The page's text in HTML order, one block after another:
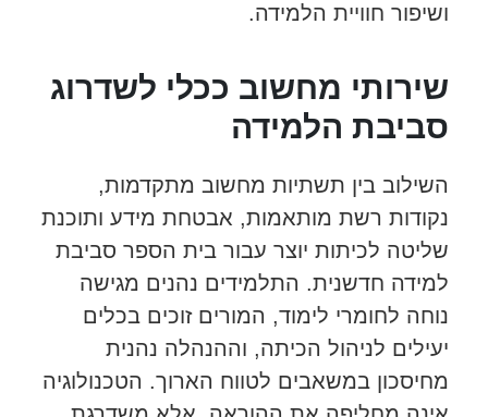
ושיפור חוויית הלמידה.
שירותי מחשוב ככלי לשדרוג
סביבת הלמידה
השילוב בין תשתיות מחשוב מתקדמות,
נקודות רשת מותאמות, אבטחת מידע ותוכנת
שליטה לכיתות יוצר עבור בית הספר סביבת
למידה חדשנית. התלמידים נהנים מגישה
נוחה לחומרי לימוד, המורים זוכים בכלים
יעילים לניהול הכיתה, וההנהלה נהנית
מחיסכון במשאבים לטווח הארוך. הטכנולוגיה